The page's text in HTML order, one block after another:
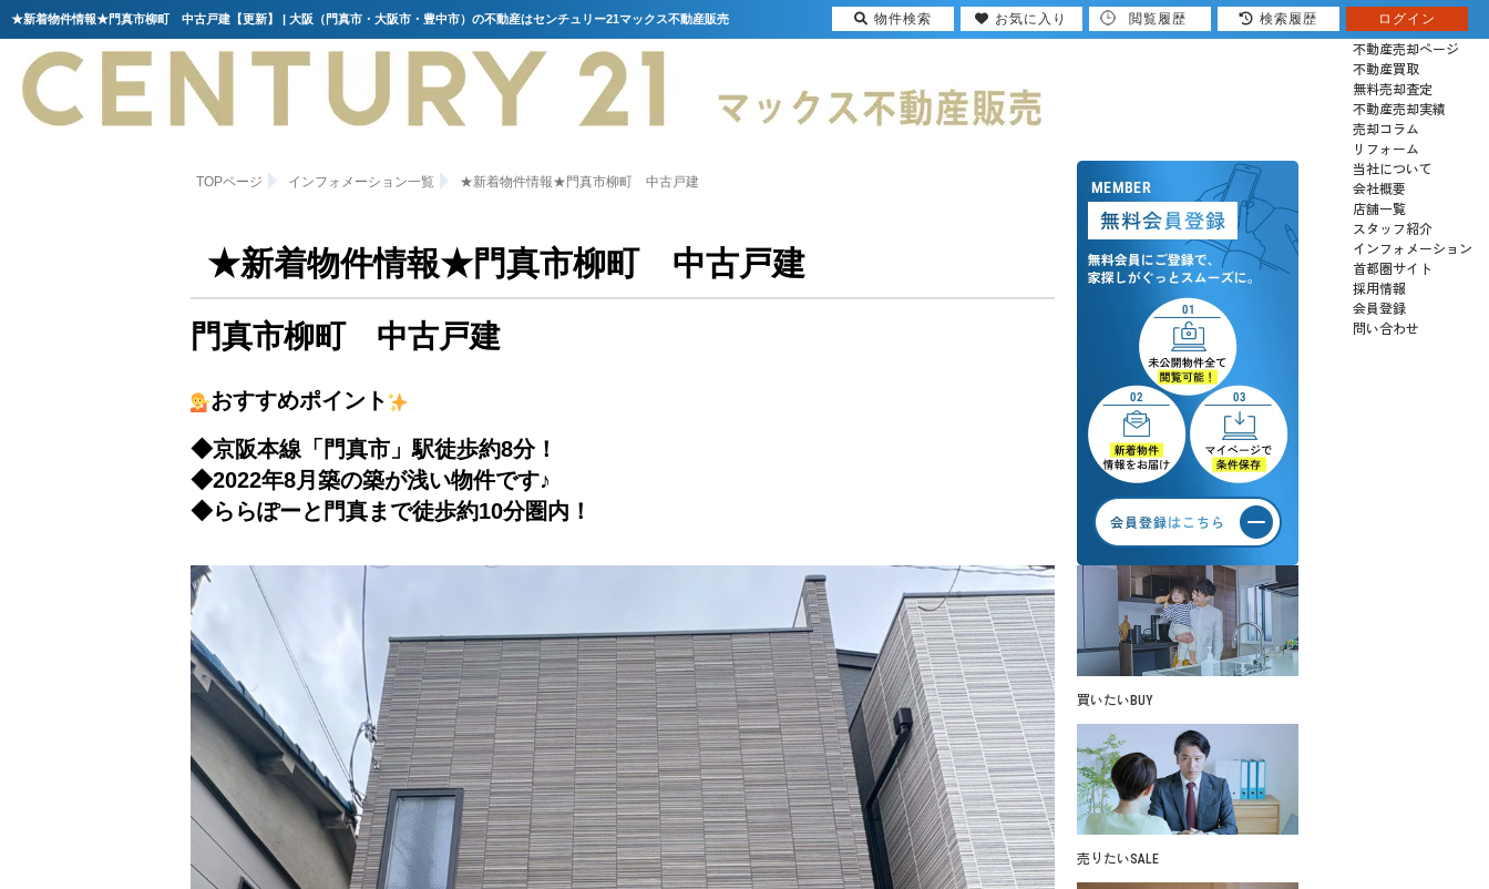
★新着物件情報★門真市柳町 中古戸建【更新】 | 大阪（門真市・大阪市・豊中市）の不動産はセンチュリー21マックス不動産販売
売りたい
不動産売却ページ
不動産買取
無料売却査定
不動産売却実績
売却コラム
リフォーム
当社について
会社概要
店舗一覧
スタッフ紹介
インフォメーション
首都圏サイト
採用情報
会員登録
問い合わせ
TOPページ インフォメーション一覧 ★新着物件情報★門真市柳町 中古戸建
★新着物件情報★門真市柳町 中古戸建
門真市柳町 中古戸建
おすすめポイント
◆京阪本線「門真市」駅徒歩約8分！
◆2022年8月築の築が浅い物件です♪
◆ららぽーと門真まで徒歩約10分圏内！
買いたい BUY
売りたいSALE
物件検索 お気に入り 閲覧履歴 検索履歴 ログイン